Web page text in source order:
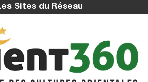
Sites du Réseau